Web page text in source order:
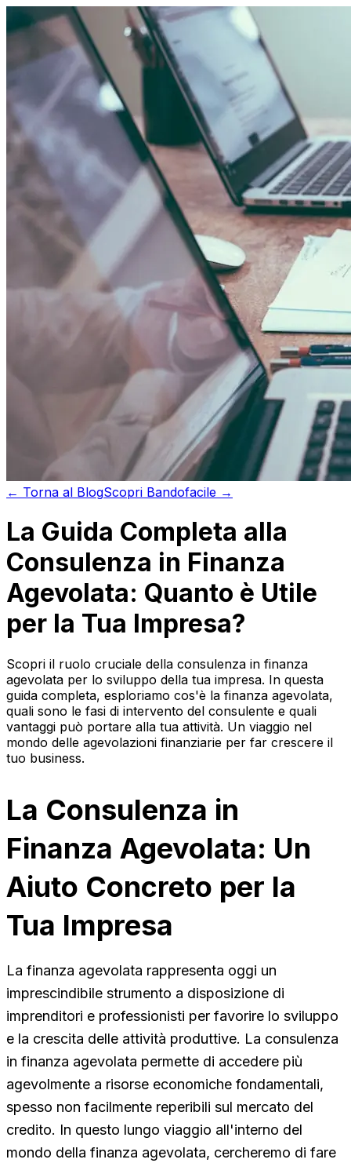
← Torna al BlogScopri Bandofacile →
La Guida Completa alla
Consulenza in Finanza
Agevolata: Quanto è Utile
per la Tua Impresa?
Scopri il ruolo cruciale della consulenza in finanza
agevolata per lo sviluppo della tua impresa. In questa
guida completa, esploriamo cos'è la finanza agevolata,
quali sono le fasi di intervento del consulente e quali
vantaggi può portare alla tua attività. Un viaggio nel
mondo delle agevolazioni finanziarie per far crescere il
tuo business.
La Consulenza in
Finanza Agevolata: Un
Aiuto Concreto per la
Tua Impresa
La finanza agevolata rappresenta oggi un
imprescindibile strumento a disposizione di
imprenditori e professionisti per favorire lo sviluppo
e la crescita delle attività produttive. La consulenza
in finanza agevolata permette di accedere più
agevolmente a risorse economiche fondamentali,
spesso non facilmente reperibili sul mercato del
credito. In questo lungo viaggio all'interno del
mondo della finanza agevolata, cercheremo di fare